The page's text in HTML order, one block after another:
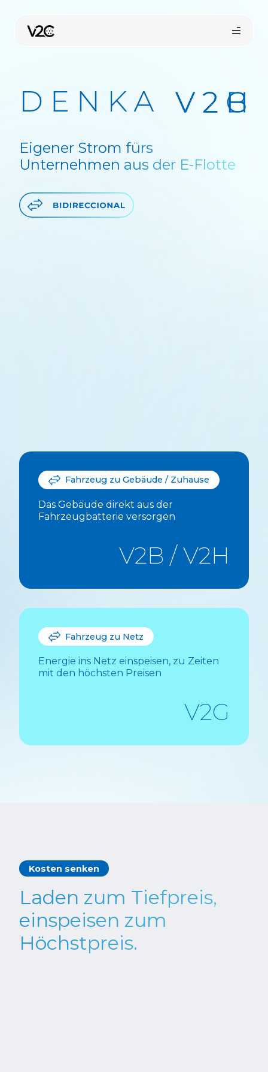
springen
Online-Shop
Installateur finden
Eigener Strom fürs
Unternehmen aus der E-Flotte
Fahrzeug zu Gebäude / Zuhause
Das Gebäude direkt aus der
Fahrzeugbatterie versorgen
V2B / V2H
Fahrzeug zu Netz
Energie ins Netz einspeisen, zu Zeiten
mit den höchsten Preisen
V2G
Kosten senken
Laden zum Tiefpreis,
einspeisen zum
Höchstpreis.